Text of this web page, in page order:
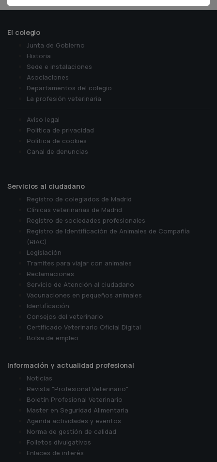
El colegio
Junta de Gobierno
Historia
Sede e instalaciones
Asociaciones
Departamentos del colegio
La profesión veterinaria
Aviso legal
Política de privacidad
Política de cookies
Canal de denuncias
Servicios al ciudadano
Registro de colegiados de Madrid
Clínicas veterinarias de Madrid
Registro de sociedades profesionales
Registro de Identificación de Animales de Compañía
(RIAC)
Legislación
Tramites para viajar con animales
Reclamaciones
Servicio de Atención al ciudadano
Vacunaciones en pequeños animales
Identificación
Consejos del veterinario
Certificado Veterinario Oficial Digital
Bolsa de empleo
Información y actualidad profesional
Noticias
Revista "Profesional Veterinario"
Boletín Profesional Veterinario
Master en Seguridad Alimentaria
Agenda actividades y eventos
Norma de gestión de calidad
Folletos divulgativos
Enlaces de interés